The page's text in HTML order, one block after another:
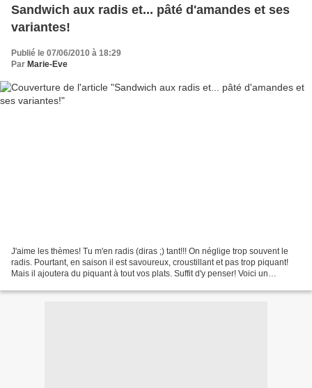
Sandwich aux radis et... pâté d'amandes et ses
variantes!
Publié le 07/06/2010 à 18:29
Par Marie-Eve
J'aime les thèmes! Tu m'en radis (diras ;) tant!!! On néglige trop souvent le
radis. Pourtant, en saison il est savoureux, croustillant et pas trop piquant!
Mais il ajoutera du piquant à tout vos plats. Suffit d'y penser! Voici un